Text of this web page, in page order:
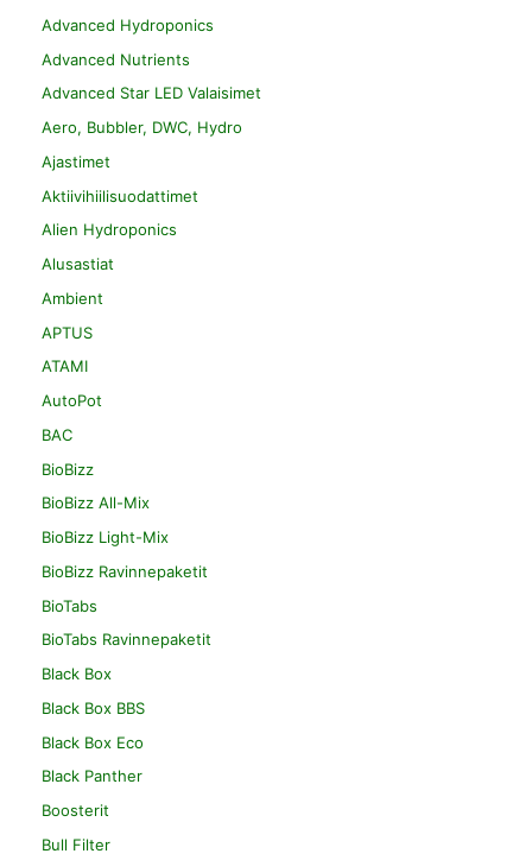
Advanced Hydroponics
Advanced Nutrients
Advanced Star LED Valaisimet
Aero, Bubbler, DWC, Hydro
Ajastimet
Aktiivihiilisuodattimet
Alien Hydroponics
Alusastiat
Ambient
APTUS
ATAMI
AutoPot
BAC
BioBizz
BioBizz All-Mix
BioBizz Light-Mix
BioBizz Ravinnepaketit
BioTabs
BioTabs Ravinnepaketit
Black Box
Black Box BBS
Black Box Eco
Black Panther
Boosterit
Bull Filter